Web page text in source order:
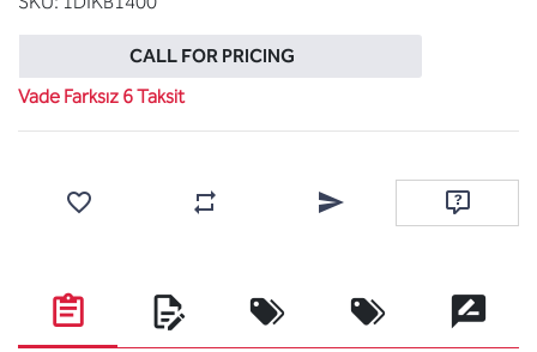
CALL FOR PRICING
Vade Farksız 6 Taksit
Add to wishlist Add to compare listEmail a friend Ask